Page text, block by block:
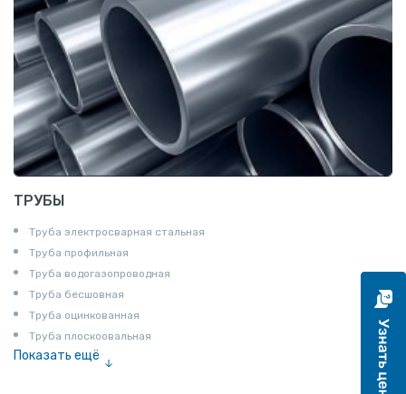
ТРУБЫ
Труба электросварная стальная
Труба профильная
Труба водогазопроводная
Труба бесшовная
Труба оцинкованная
Труба плоскоовальная
Показать ещё